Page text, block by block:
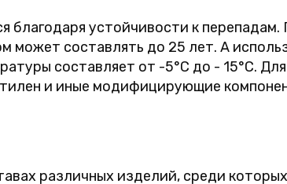
устойчивости к перепадам.
может составлять до 25 лет. А
составляет от -5°C до - 15°C.
и иные модифицирующие
различных изделий, среди